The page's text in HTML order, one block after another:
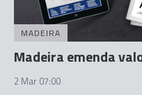
MADEIRA
Madeira emenda
2 Mar 07:00